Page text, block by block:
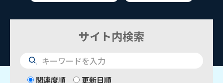
サイト内検索
検
索
関連度順 更新日順